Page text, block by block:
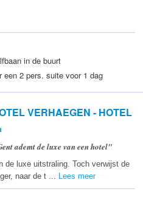
in de buurt
een 2 pers. suite voor 1 dag
VERHAEGEN - HOTEL
ademt de luxe van een hotel"
de luxe uitstraling. Toch verwijst de
naar de t ... Lees meer